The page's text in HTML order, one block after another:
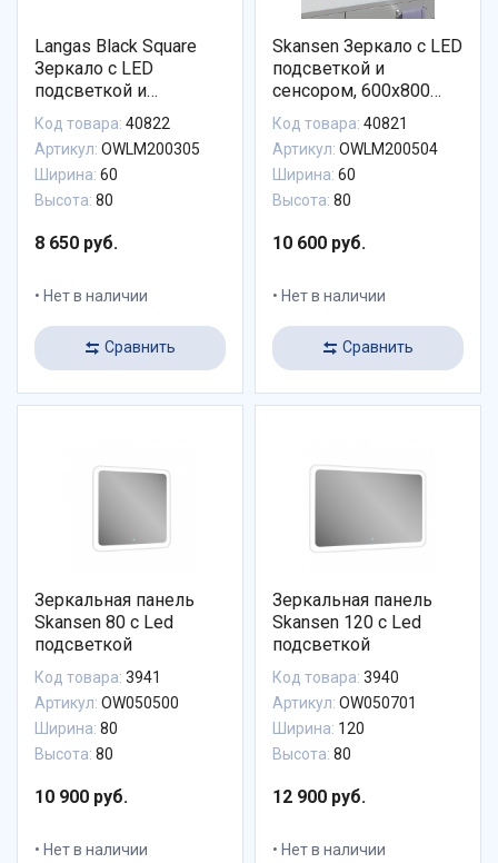
Langas Black Square
Зеркало с LED
подсветкой и
сенсором, 600х800,
черная рама
Код товара: 40822
Артикул: OWLM200305
Ширина: 60
Высота: 80
8 650 руб.
Нет в наличии
Сравнить
Skansen Зеркало с LED
подсветкой и
сенсором, 600х800
часы антипар
Код товара: 40821
Артикул: OWLM200504
Ширина: 60
Высота: 80
10 600 руб.
Нет в наличии
Сравнить
Зеркальная панель
Skansen 80 с Led
подсветкой
Код товара: 3941
Артикул: OW050500
Ширина: 80
Высота: 80
10 900 руб.
Нет в наличии
Зеркальная панель
Skansen 120 с Led
подсветкой
Код товара: 3940
Артикул: OW050701
Ширина: 120
Высота: 80
12 900 руб.
Нет в наличии